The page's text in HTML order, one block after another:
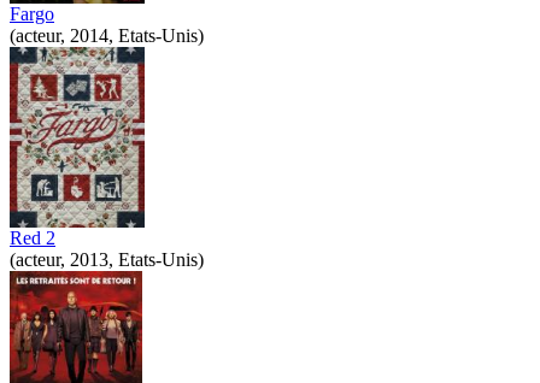
Fargo
(acteur, 2014, Etats-Unis)
Red 2
(acteur, 2013, Etats-Unis)